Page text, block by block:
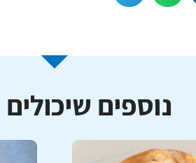
נוספים שיכולים